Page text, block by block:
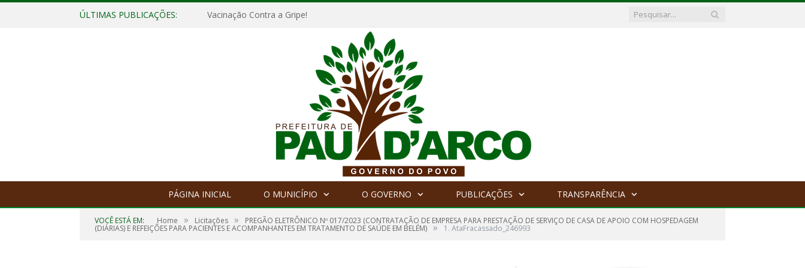
ÚLTIMAS PUBLICAÇÕES: Vacinação Contra a Gripe!
PÁGINA INICIAL O MUNICÍPIO O GOVERNO PUBLICAÇÕES TRANSPARÊNCIA
VOCÊ ESTÁ EM: Home » Licitações » PREGÃO ELETRÔNICO Nº 017/2023 (CONTRATAÇÃO DE EMPRESA PARA PRESTAÇÃO DE SERVIÇO DE CASA DE APOIO COM HOSPEDAGEM
(DIÁRIAS) E REFEIÇÕES PARA PACIENTES E ACOMPANHANTES EM TRATAMENTO DE SAÚDE EM BELÉM) » 1. AtaFracassado_246993